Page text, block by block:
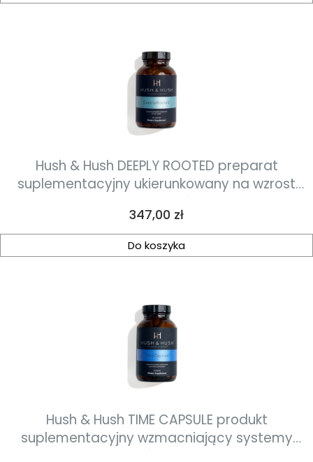
Hush & Hush DEEPLY ROOTED preparat
suplementacyjny ukierunkowany na wzrost
pięknych i grubych włosów 120 kapsułek
Cena
347,00 zł
Do koszyka
Hush & Hush TIME CAPSULE produkt
suplementacyjny wzmacniający systemy
ochronne skóry 60 kapsułek